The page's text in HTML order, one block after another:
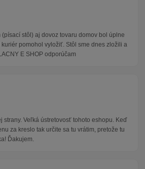
(písací stôl) aj dovoz tovaru domov bol úplne
pomohol vyložiť. Stôl sme dnes zložili a
E SHOP odporúčam
strany. Veľká ústretovosť tohoto eshopu. Keď
za kreslo tak určite sa tu vrátim, pretože tu
Ďakujem.